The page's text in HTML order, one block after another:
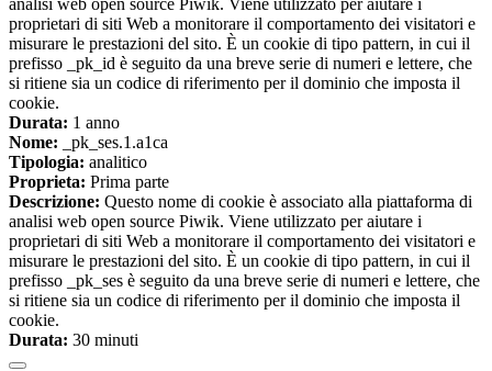
analisi web open source Piwik. Viene utilizzato per aiutare i
proprietari di siti Web a monitorare il comportamento dei visitatori e
misurare le prestazioni del sito. È un cookie di tipo pattern, in cui il
prefisso _pk_id è seguito da una breve serie di numeri e lettere, che
si ritiene sia un codice di riferimento per il dominio che imposta il
cookie.
Durata: 1 anno
Nome: _pk_ses.1.a1ca
Tipologia: analitico
Proprieta: Prima parte
Descrizione: Questo nome di cookie è associato alla piattaforma di
analisi web open source Piwik. Viene utilizzato per aiutare i
proprietari di siti Web a monitorare il comportamento dei visitatori e
misurare le prestazioni del sito. È un cookie di tipo pattern, in cui il
prefisso _pk_ses è seguito da una breve serie di numeri e lettere, che
si ritiene sia un codice di riferimento per il dominio che imposta il
cookie.
Durata: 30 minuti